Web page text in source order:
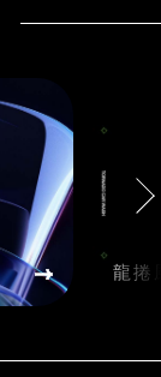
龍捲